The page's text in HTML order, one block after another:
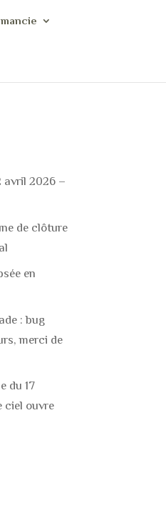
avril 2026 –
de clôture
en
: bug
merci de
du 17
ciel ouvre